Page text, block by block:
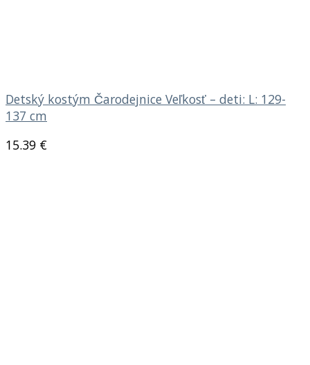
Detský kostým Čarodejnice Veľkosť – deti: L: 129-
137 cm
15.39 €